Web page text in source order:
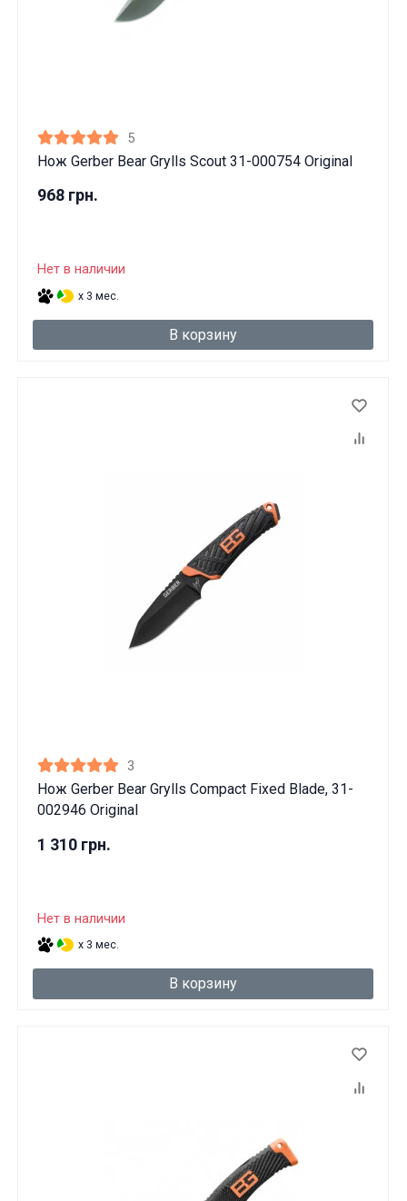
5
Нож Gerber Bear Grylls Scout 31-000754 Original
968 грн.
Нет в наличии
x 3 мес.
В корзину
3
Нож Gerber Bear Grylls Compact Fixed Blade, 31-
002946 Original
1 310 грн.
Нет в наличии
x 3 мес.
В корзину